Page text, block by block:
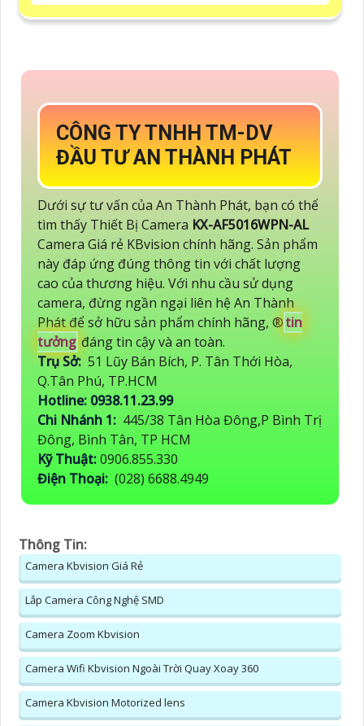
CÔNG TY TNHH TM-DV
ĐẦU TƯ AN THÀNH PHÁT
Dưới sự tư vấn của An Thành Phát, bạn có thể
tìm thấy Thiết Bị Camera KX-AF5016WPN-AL
Camera Giá rẻ KBvision chính hãng. Sản phẩm
này đáp ứng đúng thông tin với chất lượng
cao của thương hiệu. Với nhu cầu sử dụng
camera, đừng ngần ngại liên hệ An Thành
Phát để sở hữu sản phẩm chính hãng, ®️tin
tưởng đáng tin cậy và an toàn.
Trụ Sở: 51 Lũy Bán Bích, P. Tân Thới Hòa,
Q.Tân Phú, TP.HCM
Hotline: 0938.11.23.99
Chi Nhánh 1: 445/38 Tân Hòa Đông,P Bình Trị
Đông, Bình Tân, TP HCM
Kỹ Thuật:0906.855.330
Điện Thoại: (028) 6688.4949
Thông Tin:
Camera Kbvision Giá Rẻ
Lắp Camera Công Nghệ SMD
Camera Zoom Kbvision
Camera Wifi Kbvision Ngoài Trời Quay Xoay 360
Camera Kbvision Motorized lens